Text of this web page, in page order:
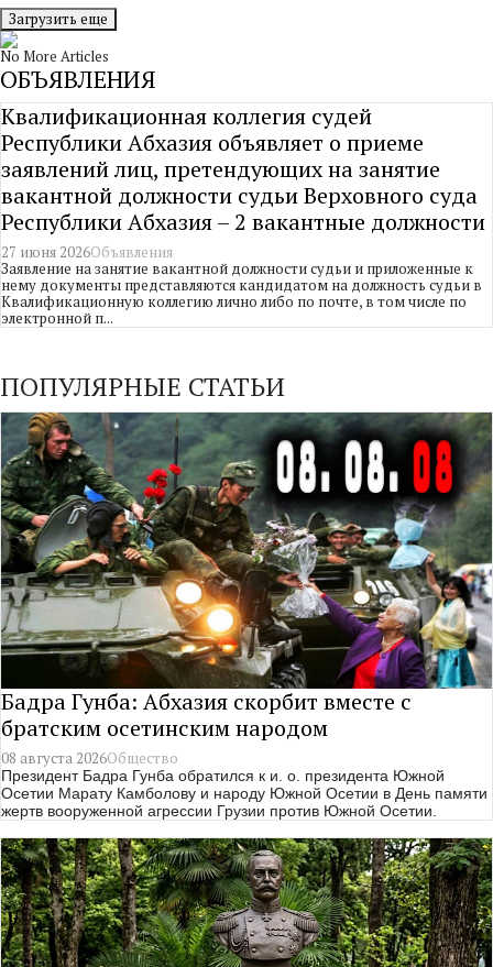
Загрузить еще
No More Articles
ОБЪЯВЛЕНИЯ
Квалификационная коллегия судей
Республики Абхазия объявляет о приеме
заявлений лиц, претендующих на занятие
вакантной должности судьи Верховного суда
Республики Абхазия – 2 вакантные должности
27 июня 2026Объявления
Заявление на занятие вакантной должности судьи и приложенные к
нему документы представляются кандидатом на должность судьи в
Квалификационную коллегию лично либо по почте, в том числе по
электронной п...
ПОПУЛЯРНЫЕ СТАТЬИ
Бадра Гунба: Абхазия скорбит вместе с
братским осетинским народом
08 августа 2026Общество
Президент Бадра Гунба обратился к и. о. президента Южной
Осетии Марату Камболову и народу Южной Осетии в День памяти
жертв вооруженной агрессии Грузии против Южной Осетии.